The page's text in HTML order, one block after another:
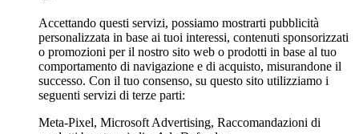
Accettando questi servizi, possiamo mostrarti pubblicità
personalizzata in base ai tuoi interessi, contenuti sponsorizzati
o promozioni per il nostro sito web o prodotti in base al tuo
comportamento di navigazione e di acquisto, misurandone il
successo. Con il tuo consenso, su questo sito utilizziamo i
seguenti servizi di terze parti:
Meta-Pixel, Microsoft Advertising, Raccomandazioni di